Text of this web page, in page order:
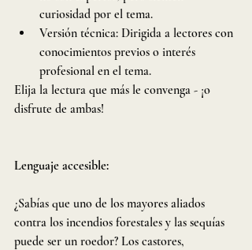
curiosidad por el tema.
Versión técnica: Dirigida a lectores con
conocimientos previos o interés
profesional en el tema.
Elija la lectura que más le convenga - ¡o
disfrute de ambas!
Lenguaje accesible:
¿Sabías que uno de los mayores aliados
contra los incendios forestales y las sequías
puede ser un roedor? Los castores,